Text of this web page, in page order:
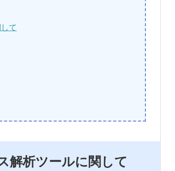
て
解析ツールに関して